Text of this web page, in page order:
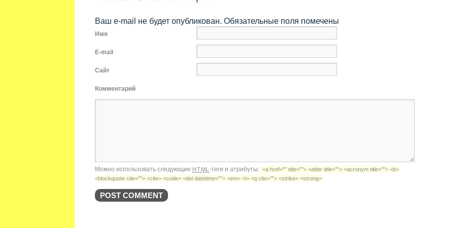
Ваш e-mail не будет опубликован. Обязательные поля помечены
Имя
E-mail
Сайт
Комментарий
Можно использовать следующие HTML-теги и атрибуты: <a href="" title=""> <abbr title=""> <acronym title=""> <b>
<blockquote cite=""> <cite> <code> <del datetime=""> <em> <i> <q cite=""> <strike> <strong>